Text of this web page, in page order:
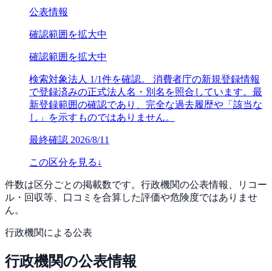
公表情報
確認範囲を拡大中
確認範囲を拡大中
検索対象法人 1/1件を確認。 消費者庁の新規登録情報
で登録済みの正式法人名・別名を照合しています。最
新登録範囲の確認であり、完全な過去履歴や「該当な
し」を示すものではありません。
最終確認 2026/8/11
この区分を見る ↓
件数は区分ごとの掲載数です。行政機関の公表情報、リコー
ル・回収等、口コミを合算した評価や危険度ではありませ
ん。
行政機関による公表
行政機関の公表情報